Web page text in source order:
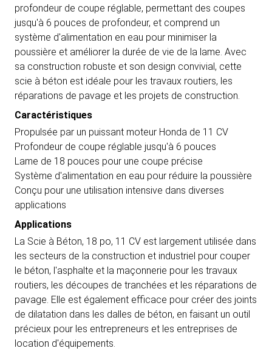
profondeur de coupe réglable, permettant des coupes
jusqu'à 6 pouces de profondeur, et comprend un
système d'alimentation en eau pour minimiser la
poussière et améliorer la durée de vie de la lame. Avec
sa construction robuste et son design convivial, cette
scie à béton est idéale pour les travaux routiers, les
réparations de pavage et les projets de construction.
Caractéristiques
Propulsée par un puissant moteur Honda de 11 CV
Profondeur de coupe réglable jusqu'à 6 pouces
Lame de 18 pouces pour une coupe précise
Système d'alimentation en eau pour réduire la poussière
Conçu pour une utilisation intensive dans diverses
applications
Applications
La Scie à Béton, 18 po, 11 CV est largement utilisée dans
les secteurs de la construction et industriel pour couper
le béton, l'asphalte et la maçonnerie pour les travaux
routiers, les découpes de tranchées et les réparations de
pavage. Elle est également efficace pour créer des joints
de dilatation dans les dalles de béton, en faisant un outil
précieux pour les entrepreneurs et les entreprises de
location d'équipements.